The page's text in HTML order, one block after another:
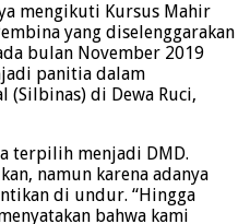
mengikuti Kursus Mahir
yang diselenggarakan
bulan November 2019
panitia dalam
(Silbinas) di Dewa Ruci,
terpilih menjadi DMD.
namun karena adanya
di undur. “Hingga
bahwa kami